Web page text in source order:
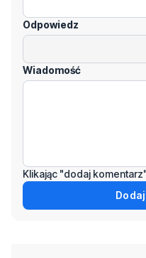
Odpowiedz
Wiadomość
Klikając "dodaj